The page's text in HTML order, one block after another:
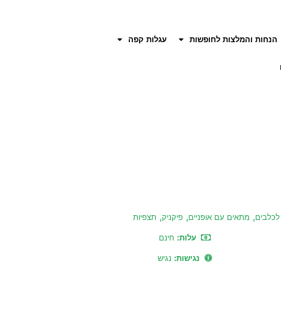
הנחות והמלצות לחופשות עגלות קפה
, מתאים עם אופניים, פיקניק, תצפיות
עלות: חינם
נגישות: נגיש